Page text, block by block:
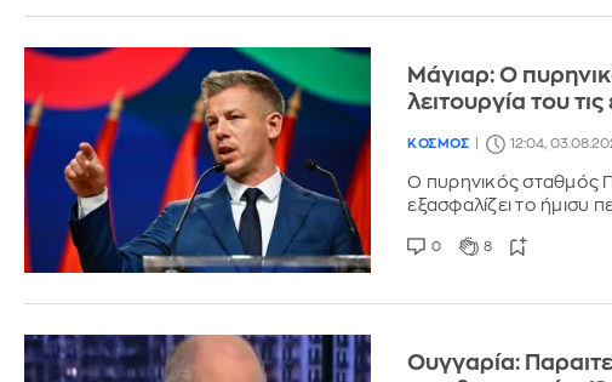
Μάγιαρ: Ο
λειτουργία του
ΚΟΣΜΟΣ 12:04,
Ο πυρηνικός σταθμός
εξασφαλίζει το ήμισυ
0 8
Ουγγαρία: